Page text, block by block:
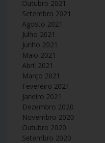
Outubro 2021
Setembro 2021
Agosto 2021
Julho 2021
Junho 2021
Maio 2021
Abril 2021
Março 2021
Fevereiro 2021
Janeiro 2021
Dezembro 2020
Novembro 2020
Outubro 2020
Setembro 2020